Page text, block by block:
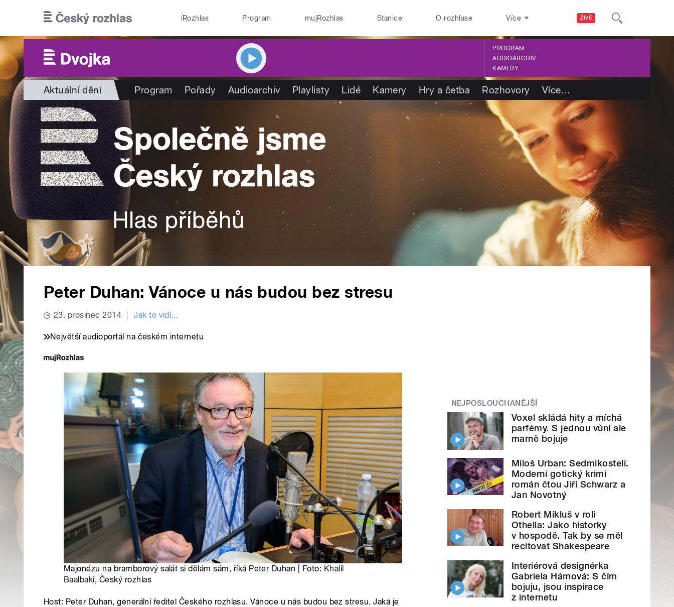
ŽIVĚ
iRozhlas Program mujRozhlas Stanice O rozhlase Více
PROGRAM
AUDIOARCHIV
KAMERY
Aktuální dění Program Pořady Audioarchiv Playlisty Lidé Kamery Hry a četba Rozhovory Více…
Peter Duhan: Vánoce u nás budou bez stresu
23. prosinec 2014 Jak to vidí...
Největší audioportál na českém internetu
Majonézu na bramborový salát si dělám sám, říká Peter Duhan | Foto: Khalil
Baalbaki, Český rozhlas
Host: Peter Duhan, generální ředitel Českého rozhlasu. Vánoce u nás budou bez stresu. Jaká je
NEJPOSLOUCHANĚJŠÍ
Voxel skládá hity a míchá
parfémy. S jednou vůní ale
marně bojuje
Miloš Urban: Sedmikostelí.
Moderní gotický krimi
román čtou Jiří Schwarz a
Jan Novotný
Robert Mikluš v roli
Othella: Jako historky
v hospodě. Tak by se měl
recitovat Shakespeare
Interiérová designérka
Gabriela Hámová: S čím
bojuju, jsou inspirace
z internetu